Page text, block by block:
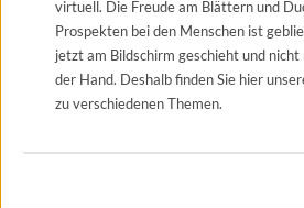
virtuell. Die Freude am Blättern und
Prospekten bei den Menschen ist
jetzt am Bildschirm geschieht und
der Hand. Deshalb finden Sie hier
zu verschiedenen Themen.
Rechtsbehelfsmöglichkeiten, verarbeitet
notwendige akzeptieren" klicken, findet die
Übermittlung nicht statt. Weitere
Ihrer Daten finden Sie in unseren